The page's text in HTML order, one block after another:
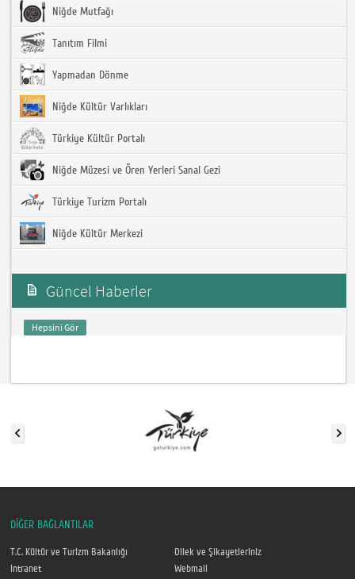
Niğde Mutfağı
Tanıtım Filmi
Yapmadan Dönme
Niğde Kültür Varlıkları
Türkiye Kültür Portalı
Niğde Müzesi ve Ören Yerleri Sanal Gezi
Türkiye Turizm Portalı
Niğde Kültür Merkezi
Güncel Haberler
Hepsini Gör
DİĞER BAĞLANTILAR
T.C. Kültür ve Turizm Bakanlığı
Dilek ve Şikayetleriniz
Intranet
Webmail